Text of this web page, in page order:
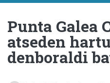
Punta Galea
atseden
denboraldi